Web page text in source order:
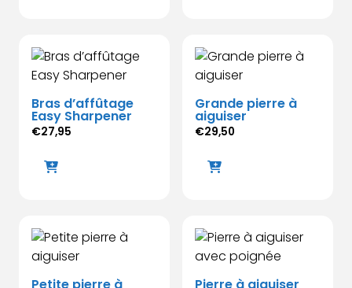
variations.
Les
options
peuvent
être
produit
Bras d’affûtage
Easy Sharpener
€27,95
Grande pierre à
aiguiser
€29,50